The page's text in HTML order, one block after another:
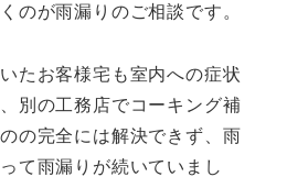
のが雨漏りのご相談です。
たお客様宅も室内への症状
別の工務店でコーキング補
の完全には解決できず、雨
て雨漏りが続いていまし